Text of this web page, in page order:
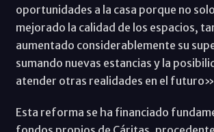
oportunidades a la casa porque no
mejorado la calidad de los espacios,
aumentado considerablemente su
sumando nuevas estancias y la
atender otras realidades en el
Esta reforma se ha financiado